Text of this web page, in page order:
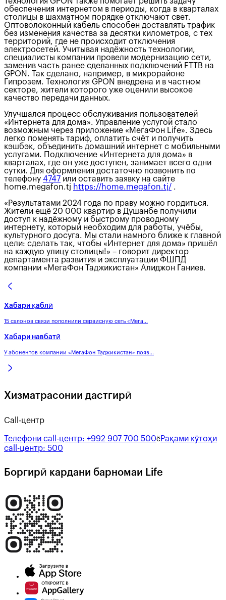
обеспечения интернетом в периоды, когда в кварталах
столицы в шахматном порядке отключают свет.
Оптоволоконный кабель способен доставлять трафик
без изменения качества за десятки километров, с тех
территорий, где не происходит отключения
электросетей. Учитывая надёжность технологии,
специалисты компании провели модернизацию сети,
заменив часть ранее сделанных подключений FTTB на
GPON. Так сделано, например, в микрорайоне
Гипрозем. Технология GPON внедрена и в частном
секторе, жители которого уже оценили высокое
качество передачи данных.
Улучшался процесс обслуживания пользователей
«Интернета для дома». Управление услугой стало
возможным через приложение «МегаФон Life». Здесь
легко поменять тариф, оплатить счёт и получить
кэшбэк, объединить домашний интернет с мобильными
услугами. Подключение «Интернета для дома» в
кварталах, где он уже доступен, занимает всего одни
сутки. Для оформления достаточно позвонить по
телефону 4747 или оставить заявку на сайте
home.megafon.tj https://home.megafon.tj/ .
«Результатами 2024 года по праву можно гордиться.
Жители ещё 20 000 квартир в Душанбе получили
доступ к надёжному и быстрому проводному
интернету, который необходим для работы, учёбы,
культурного досуга. Мы стали намного ближе к главной
цели: сделать так, чтобы «Интернет для дома» пришёл
на каждую улицу столицы!» – говорит директор
департамента развития и эксплуатации ФШПД
компании «МегаФон Таджикистан» Алиджон Ганиев.
Хабари қаблӣ
15 салонов связи пополнили сервисную сеть «Мега...
Хабари навбатӣ
У абонентов компании «МегаФон Таджикистан» появ...
Хизматрасонии дастгирӣ
Call-центр
Телефони call-центр: +992 907 700 500ёРақами кӯтоҳи
call-центр: 500
Боргирӣ кардани барномаи Life